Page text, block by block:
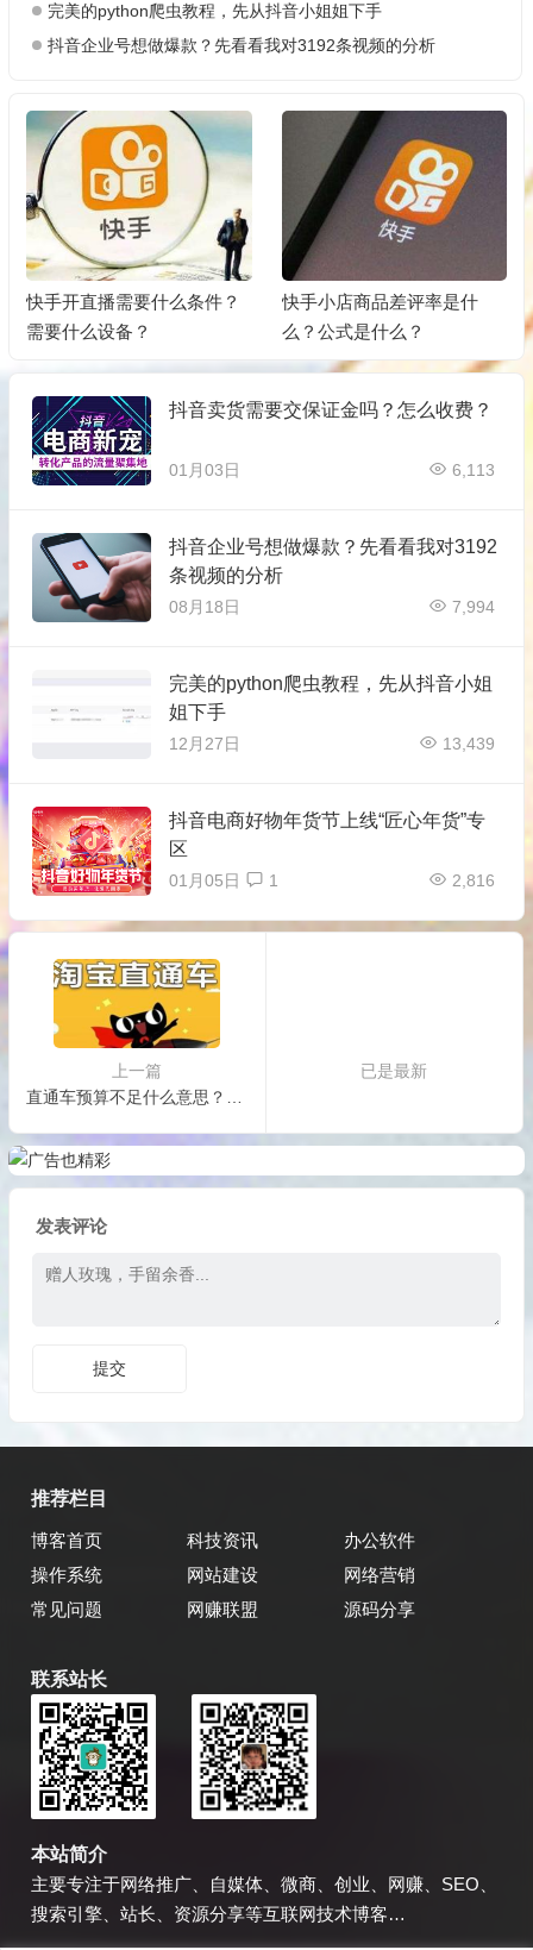
完美的python爬虫教程，先从抖音小姐姐下手
抖音企业号想做爆款？先看看我对3192条视频的分析
快手开直播需要什么条件？
需要什么设备？
快手小店商品差评率是什
么？公式是什么？
抖音卖货需要交保证金吗？怎么收费？
01月03日 6,113
抖音企业号想做爆款？先看看我对3192
条视频的分析
08月18日 7,994
完美的python爬虫教程，先从抖音小姐
姐下手
12月27日 13,439
抖音电商好物年货节上线“匠心年货”专
区
01月05日 2,816
1
上一篇
已是最新
发表评论
推荐栏目
博客首页 科技资讯
办公软件
操作系统
网站建设
网络营销
常见问题
网赚联盟 源码分享
联系站长
本站简介
主要专注于网络推广、自媒体、微商、创业、网赚、SEO、
搜索引擎、站长、资源分享等互联网技术博客…